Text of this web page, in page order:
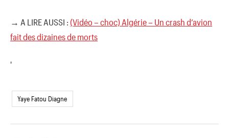
→ A LIRE AUSSI : (Vidéo – choc) Algérie – Un crash d’avion
fait des dizaines de morts
'
Yaye Fatou Diagne